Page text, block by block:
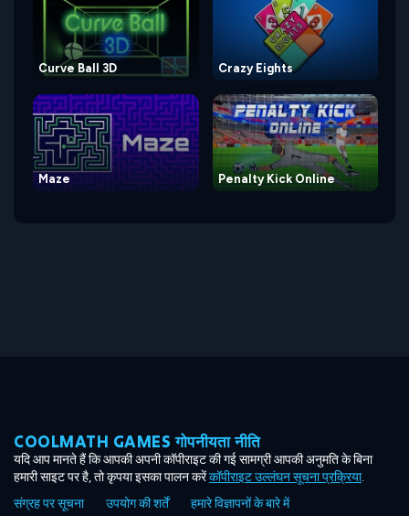
Curve Ball 3D Crazy Eights
Maze Penalty Kick Online
COOLMATH GAMES गोपनीयता नीति
यदि आप मानते हैं कि आपकी अपनी कॉपीराइट की गई सामग्री आपकी अनुमति के बिना
हमारी साइट पर है, तो कृपया इसका पालन करेंकॉपीराइट उल्लंघन सूचना प्रक्रिया.
संग्रह पर सूचना
उपयोग की शर्तें
हमारे विज्ञापनों के बारे में